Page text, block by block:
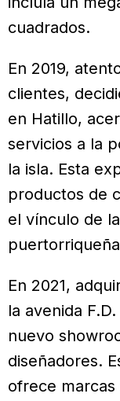
cuadrados.
En 2019,
clientes,
en Hatillo,
servicios a la
la isla. Esta
productos de
el vínculo de
En 2021,
la avenida
nuevo
diseñadores.
ofrece